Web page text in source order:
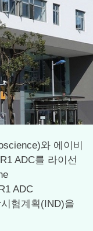
와 에이비
ADC를 라이선
ADC
험계획(IND)을